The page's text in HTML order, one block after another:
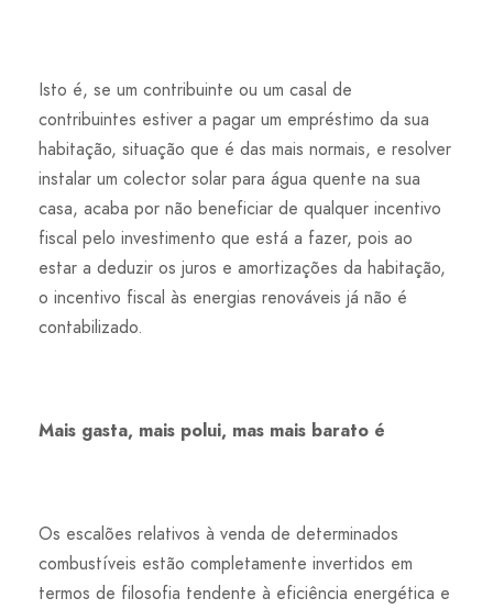
Isto é, se um contribuinte ou um casal de
contribuintes estiver a pagar um empréstimo da sua
habitação, situação que é das mais normais, e resolver
instalar um colector solar para água quente na sua
casa, acaba por não beneficiar de qualquer incentivo
fiscal pelo investimento que está a fazer, pois ao
estar a deduzir os juros e amortizações da habitação,
o incentivo fiscal às energias renováveis já não é
contabilizado.
Mais gasta, mais polui, mas mais barato é
Os escalões relativos à venda de determinados
combustíveis estão completamente invertidos em
termos de filosofia tendente à eficiência energética e